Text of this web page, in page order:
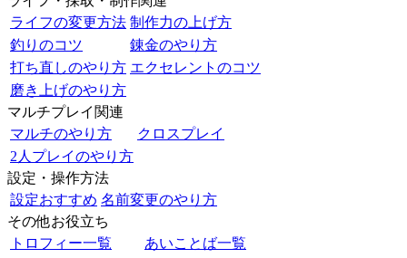
ライフの変更方法 制作力の上げ方
釣りのコツ
錬金のやり方
打ち直しのやり方 エクセレントのコツ
磨き上げのやり方
マルチプレイ関連
マルチのやり方
クロスプレイ
2人プレイのやり方
設定・操作方法
設定おすすめ 名前変更のやり方
その他お役立ち
トロフィー一覧
あいことば一覧